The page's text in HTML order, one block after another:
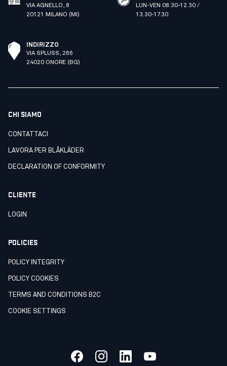
VIA AGNELLO, 8
20121 MILANO (MI)
LUN-VEN 08.30-12.30 /
13.30-17.30
INDIRIZZO
VIA SPLUSS, 266
24020 ONORE (BG)
CHI SIAMO
CONTATTACI
LAVORA PER BLÅKLÄDER
DECLARATION OF CONFORMITY
CLIENTE
LOGIN
POLICIES
POLICY INTEGRITY
POLICY COOKIES
TERMS AND CONDITIONS B2C
COOKIE SETTINGS